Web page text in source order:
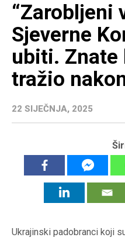
“Zarobljeni
Sjeverne
ubiti. Znate
tražio
22 SIJEČNJA, 2025
Ukrajinski padobranci koji